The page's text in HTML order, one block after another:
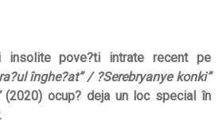
insolite pove?ti intrate recent pe
înghe?at” / ?Serebryanye konki”
(2020) ocup? deja un loc special în